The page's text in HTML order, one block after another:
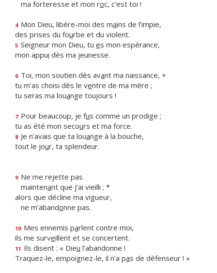
ma forteresse et mon roc, c’est toi !
4 Mon Dieu, libère-moi des mains de l’impie,
des prises du fourbe et du violent.
5 Seigneur mon Dieu, tu es mon espérance,
mon appui dès ma jeunesse.
6 Toi, mon soutien dès avant ma naissance, +
tu m’as choisi dès le ventre de ma mère ;
tu seras ma louange toujours !
7 Pour beaucoup, je fus comme un prodige ;
tu as été mon secours et ma force.
8 Je n’avais que ta louange à la bouche,
tout le jour, ta splendeur.
9 Ne me rejette pas
maintenant que j’ai vieilli ; *
alors que décline ma vigueur,
ne m’abandonne pas.
10 Mes ennemis parlent contre moi,
ils me surveillent et se concertent.
11 Ils disent : « Dieu l’abandonne !
Traquez-le, empoignez-le, il n’a pas de défenseur ! »